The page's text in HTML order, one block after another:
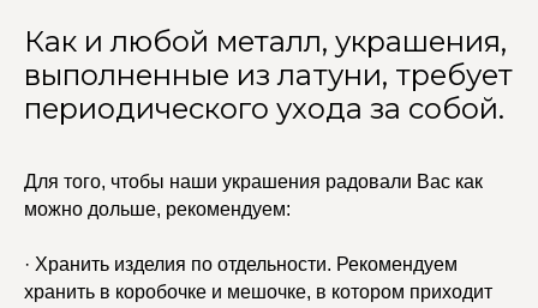
Как и любой металл, украшения,
выполненные из латуни, требует
периодического ухода за собой.
Для того, чтобы наши украшения радовали Вас как
можно дольше, рекомендуем:
· Хранить изделия по отдельности. Рекомендуем
хранить в коробочке и мешочке, в котором приходит